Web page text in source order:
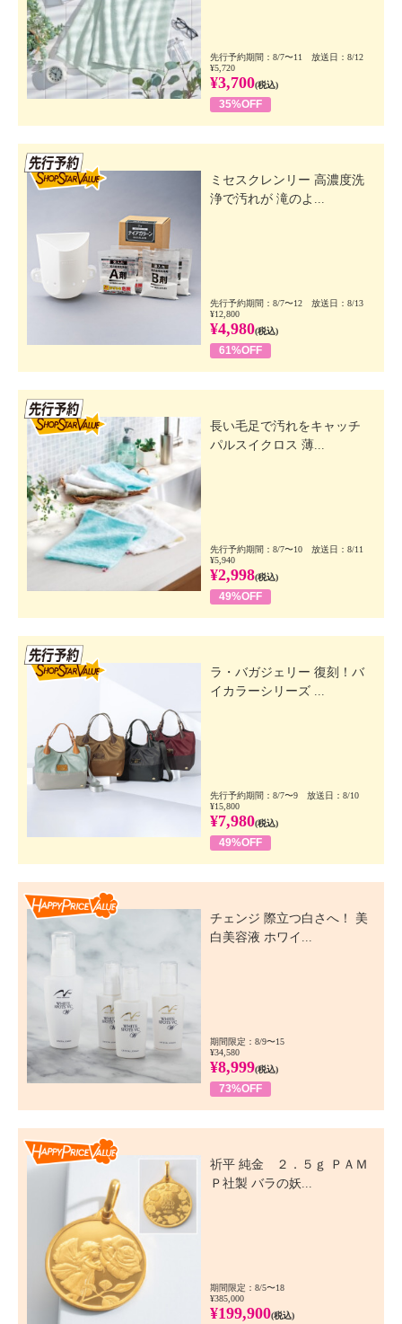
先行予約期間：8/7〜11 放送日：8/12
¥5,720
¥3,700(税込)
35%OFF
ミセスクレンリー 高濃度洗
浄で汚れが 滝のよ...
先行予約期間：8/7〜12 放送日：8/13
¥12,800
¥4,980(税込)
61%OFF
長い毛足で汚れをキャッチ
パルスイクロス 薄...
先行予約期間：8/7〜10 放送日：8/11
¥5,940
¥2,998(税込)
49%OFF
ラ・バガジェリー 復刻！バ
イカラーシリーズ ...
先行予約期間：8/7〜9 放送日：8/10
¥15,800
¥7,980(税込)
49%OFF
チェンジ 際立つ白さへ！ 美
白美容液 ホワイ...
期間限定：8/9〜15
¥34,580
¥8,999(税込)
73%OFF
祈平 純金 ２．５ｇ ＰＡＭ
Ｐ社製 バラの妖...
期間限定：8/5〜18
¥385,000
¥199,900(税込)